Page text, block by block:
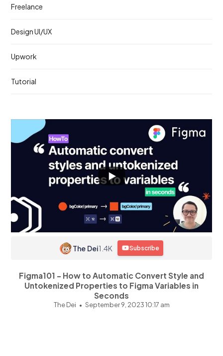
Freelance
Design UI/UX
Upwork
Tutorial
The Dei1.4K Subscribe
Figma101 - How to Automatic Convert Style and
Untokenized Properties to Figma Variables in
Seconds
The Dei September 9, 2023 10:17 am